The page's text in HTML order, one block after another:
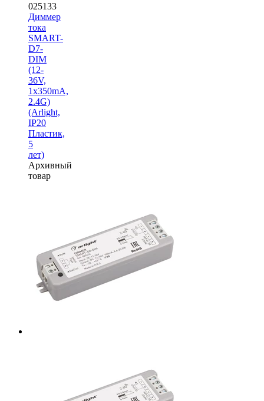
025133
Диммер
тока
SMART-
D7-
DIM
(12-
36V,
1x350mA,
2.4G)
(Arlight,
IP20
Пластик,
5
лет)
Архивный
товар